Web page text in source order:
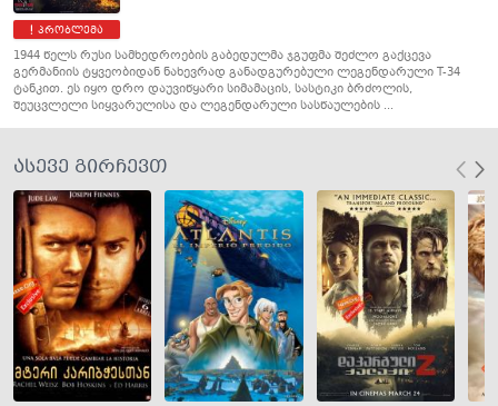
პრობლემა
1944 წელს რუსი სამხედროების გაბედულმა ჯგუფმა შეძლო გაქცევა
გერმანიის ტყვეობიდან ნახევრად განადგურებული ლეგენდარული T-34
ტანკით. ეს იყო დრო დაუვიწყარი სიმამაცის, სასტიკი ბრძოლის,
შეუცვლელი სიყვარულისა და ლეგენდარული სასწაულების ...
ასევე გირჩევთ